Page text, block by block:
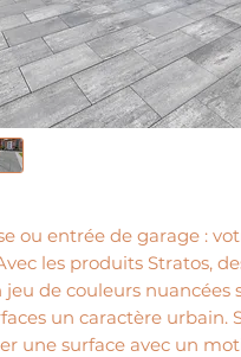
ou entrée de garage :
les produits Stratos,
de couleurs nuancées
un caractère urbain.
une surface avec un